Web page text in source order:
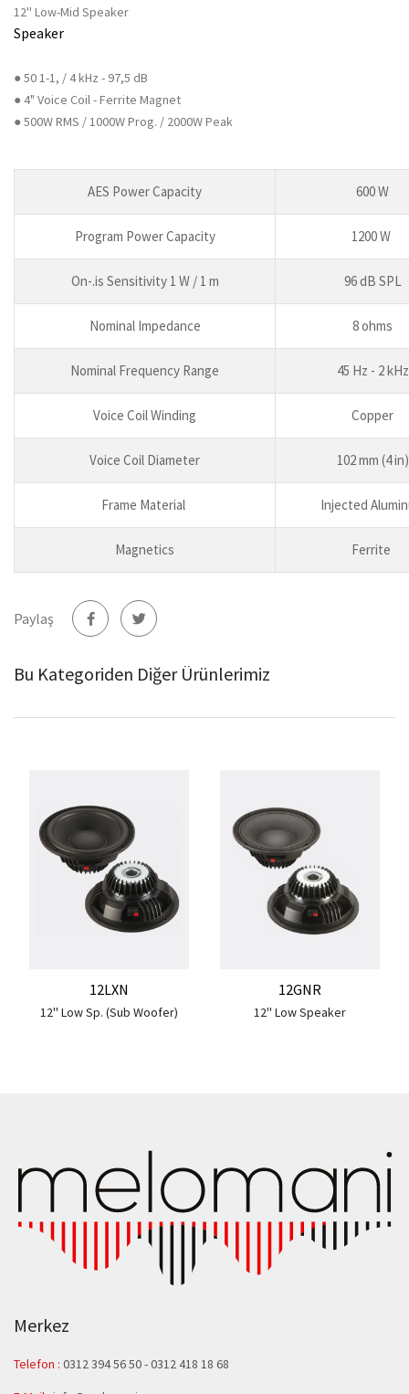
12'' Low-Mid Speaker
Speaker
● 50 1-1, / 4 kHz - 97,5 dB
● 4" Voice Coil - Ferrite Magnet
● 500W RMS / 1000W Prog. / 2000W Peak
AES Power Capacity 600 W
Program Power Capacity 1200 W
On-.is Sensitivity 1 W / 1 m 96 dB SPL
Nominal Impedance 8 ohms
Nominal Frequency Range 45 Hz - 2 kHz
Voice Coil Winding Copper
Voice Coil Diameter 102 mm (4 in)
Frame Material Injected
Magnetics Ferrite
Paylaş
Bu Kategoriden Diğer Ürünlerimiz
12LXN
12'' Low Sp. (Sub Woofer)
12GNR
12'' Low Speaker
Merkez
Telefon : 0312 394 56 50-0312 418 18 68